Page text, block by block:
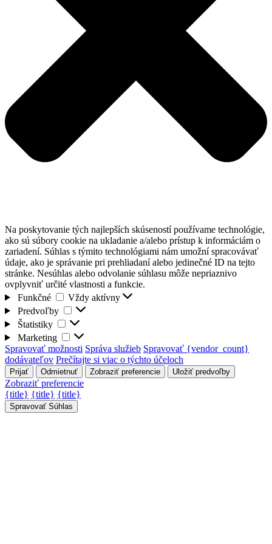
Na poskytovanie tých najlepších skúseností používame technológie,
ako sú súbory cookie na ukladanie a/alebo prístup k informáciám o
zariadení. Súhlas s týmito technológiami nám umožní spracovávať
údaje, ako je správanie pri prehliadaní alebo jedinečné ID na tejto
stránke. Nesúhlas alebo odvolanie súhlasu môže nepriaznivo
ovplyvniť určité vlastnosti a funkcie.
Funkčné
Funkčné
Vždy aktívny
Predvoľby
Predvoľby
Štatistiky
Štatistiky
Marketing
Marketing
Spravovať možnosti Správa služieb Spravovať {vendor_count}
dodávateľov Prečítajte si viac o týchto účeloch
Prijať Odmietnuť Zobraziť preferencie Uložiť predvoľby
Zobraziť preferencie
{title} {title} {title}
Spravovať Súhlas